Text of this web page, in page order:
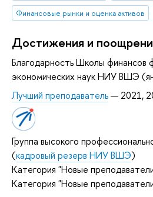
Финансовые рынки и оценка активов
Достижения и
Благодарность Школы финансов
экономических наук НИУ ВШЭ
Лучший преподаватель— 2021,
Группа высокого
(кадровый резерв НИУ ВШЭ)
Категория "Новые
Категория "Новые